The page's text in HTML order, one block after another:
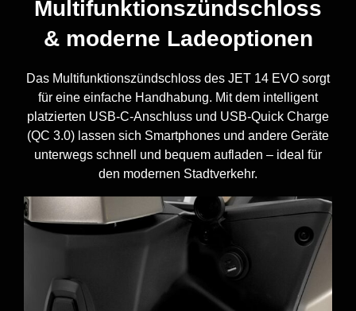
Multifunktionszündschloss
& moderne Ladeoptionen
Das Multifunktionszündschloss des JET 14 EVO sorgt
für eine einfache Handhabung. Mit dem intelligent
platzierten USB-C-Anschluss und USB-Quick Charge
(QC 3.0) lassen sich Smartphones und andere Geräte
unterwegs schnell und bequem aufladen – ideal für
den modernen Stadtverkehr.